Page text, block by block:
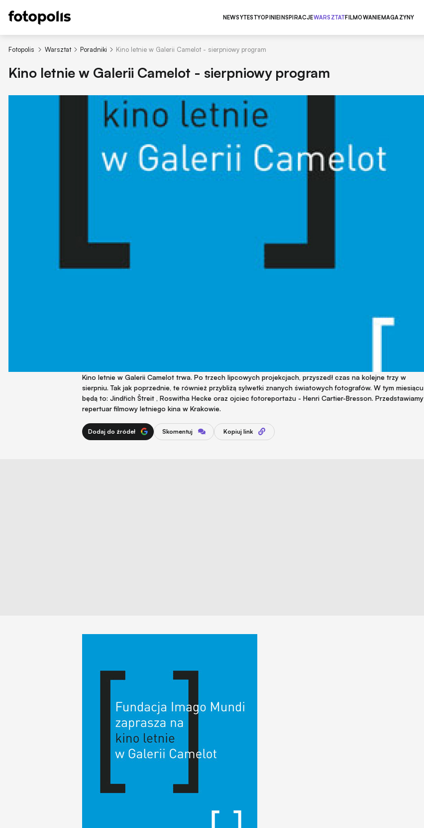
NEWSYTESTYOPINIEINSPIRACJEWARSZTATFILMOWANIEMAGAZYNY
Fotopolis Warsztat Poradniki Kino letnie w Galerii Camelot - sierpniowy program
Kino letnie w Galerii Camelot - sierpniowy program
Kino letnie w Galerii Camelot trwa. Po trzech lipcowych projekcjach, przyszedł czas na kolejne trzy w
sierpniu. Tak jak poprzednie, te również przybliżą sylwetki znanych światowych fotografów. W tym miesiącu
będą to: Jindřich Štreit , Roswitha Hecke oraz ojciec fotoreportażu - Henri Cartier-Bresson. Przedstawiamy
repertuar filmowy letniego kina w Krakowie.
Dodaj do źródeł Skomentuj Kopiuj link